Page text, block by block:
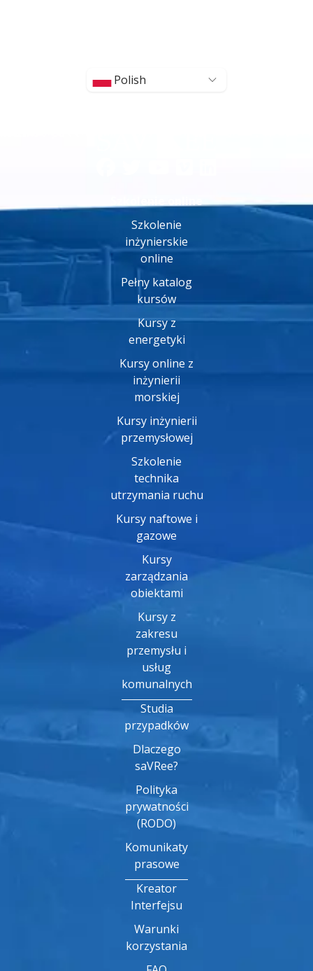
Polish
Szkolenie online
Szkolenie
inżynierskie
online
Pełny katalog
kursów
Kursy z
energetyki
Kursy online z
inżynierii
morskiej
Kursy inżynierii
przemysłowej
Szkolenie
technika
utrzymania ruchu
Kursy naftowe i
gazowe
Kursy
zarządzania
obiektami
Kursy z
zakresu
przemysłu i
usług
komunalnych
Studia
przypadków
Dlaczego
saVRee?
Polityka
prywatności
(RODO)
Komunikaty
prasowe
Kreator
Interfejsu
Warunki
korzystania